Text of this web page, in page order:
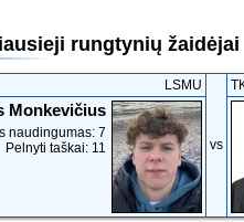
rungtynių žaidėjai
LSMU
vs
Monkevičius
naudingumas: 7
Pelnyti taškai: 11